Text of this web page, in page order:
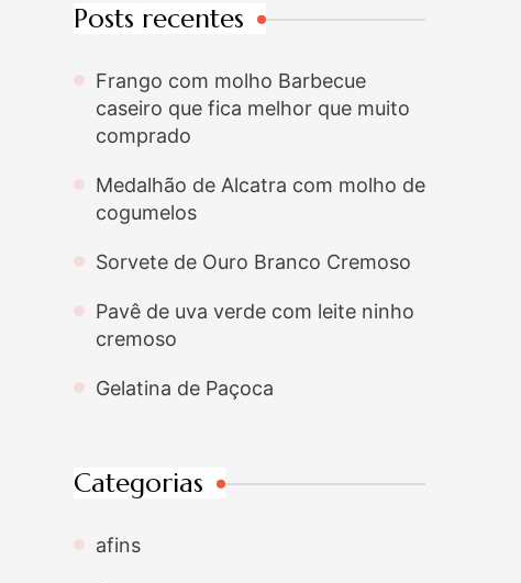
Posts recentes
Frango com molho Barbecue
caseiro que fica melhor que muito
comprado
Medalhão de Alcatra com molho de
cogumelos
Sorvete de Ouro Branco Cremoso
Pavê de uva verde com leite ninho
cremoso
Gelatina de Paçoca
Categorias
afins